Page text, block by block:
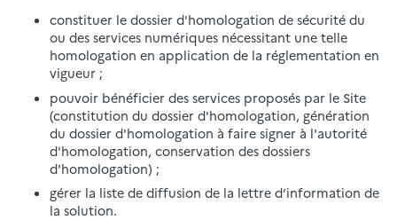
constituer le dossier d'homologation de sécurité du
ou des services numériques nécessitant une telle
homologation en application de la réglementation en
vigueur ;
pouvoir bénéficier des services proposés par le Site
(constitution du dossier d'homologation, génération
du dossier d'homologation à faire signer à l'autorité
d'homologation, conservation des dossiers
d'homologation) ;
gérer la liste de diffusion de la lettre d’information de
la solution.